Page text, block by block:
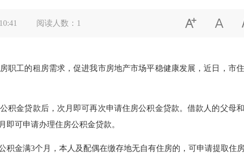
阅读人数： 1  
工的租房需求，促进我市房地产市场平稳健康发展，近日，市
金贷款后，次月即可再次申请住房公积金贷款。借款人的父母
可申请办理住房公积金贷款。
金满3个月，本人及配偶在缴存地无自有住房的，可申请提取住